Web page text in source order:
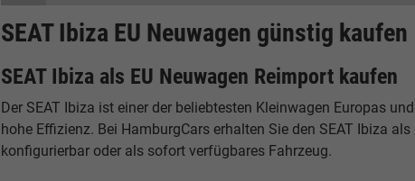
SEAT Ibiza EU Neuwagen günstig
SEAT Ibiza als EU Neuwagen Reimport kaufen
Der SEAT Ibiza ist einer der beliebtesten Kleinwagen Europas
hohe Effizienz. Bei HamburgCars erhalten Sie den SEAT Ibiza
konfigurierbar oder als sofort verfügbares Fahrzeug.